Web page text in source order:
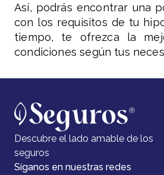
Así, podrás encontrar una
con los requisitos de tu
tiempo, te ofrezca la
condiciones según tus
Descubre el lado amable de los
seguros
Síganos en nuestras redes